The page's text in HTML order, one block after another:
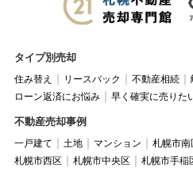
タイプ別売却
住み替え リースバック 不動産相続
ローン返済にお悩み
早く確実に売りた
不動産売却事例
一戸建て 土地 マンション 札幌市南
札幌市西区
札幌市中央区 札幌市手稲